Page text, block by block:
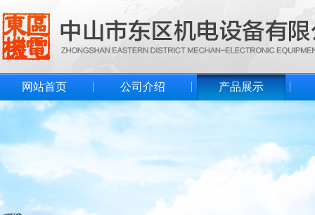
网站首页 公司介绍 产品展示